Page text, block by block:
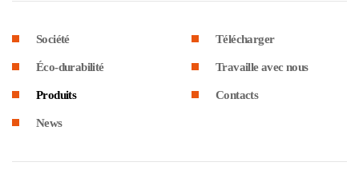
Société
Éco-durabilité
Produits
News
Télécharger
Travaille avec nous
Contacts